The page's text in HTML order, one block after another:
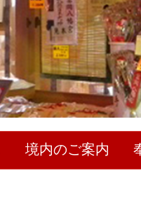
境内のご案内